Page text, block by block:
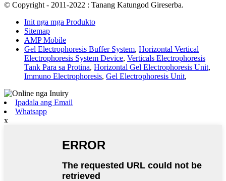
© Copyright - 2011-2022 : Tanang Katungod Gireserba.
Init nga mga Produkto
Sitemap
AMP Mobile
Gel Electrophoresis Buffer System, Horizontal Vertical
Electrophoresis System Device, Verticals Electrophoresis
Tank Para sa Protina, Horizontal Gel Electrophoresis Unit,
Immuno Electrophoresis, Gel Electrophoresis Unit,
Ipadala ang Email
Whatsapp
x